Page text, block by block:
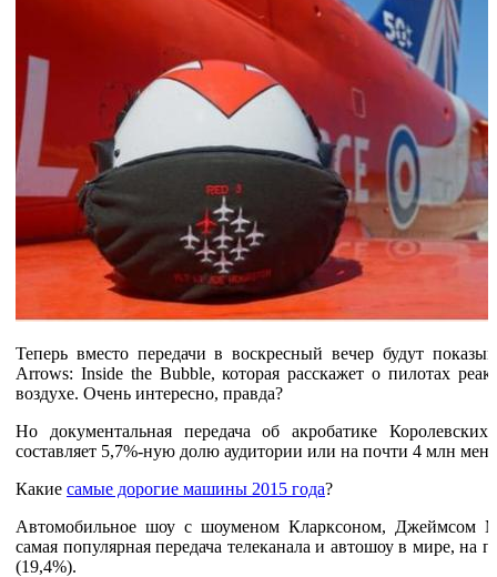
Теперь вместо передачи в воскресный вечер будут
Arrows: Inside the Bubble, которая расскажет о пилотах
воздухе. Очень интересно, правда?
Но документальная передача об акробатике
составляет 5,7%-ную долю аудитории или на почти 4 млн
Какие самые дорогие машины 2015 года?
Автомобильное шоу с шоуменом Кларксоном, Джеймсом
самая популярная передача телеканала и автошоу в мире, на
(19,4%).